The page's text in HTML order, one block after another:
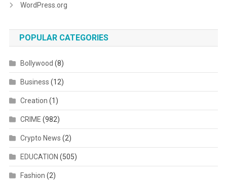
WordPress.org
POPULAR CATEGORIES
Bollywood (8)
Business (12)
Creation (1)
CRIME (982)
Crypto News (2)
EDUCATION (505)
Fashion (2)